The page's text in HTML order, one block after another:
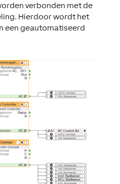
verbonden met de
Hierdoor wordt het
een geautomatiseerd